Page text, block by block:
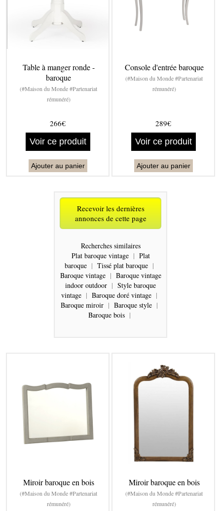
Table à manger ronde -
baroque
(#Maison du Monde #Partenariat
rémunéré)
266€
Voir ce produit
Ajouter au panier
Console d'entrée baroque
(#Maison du Monde #Partenariat
rémunéré)
289€
Voir ce produit
Ajouter au panier
Recevoir les dernières
annonces de cette page
Recherches similaires
Plat baroque vintage | Plat
baroque | Tissé plat baroque |
Baroque vintage | Baroque vintage
indoor outdoor | Style baroque
vintage | Baroque doré vintage |
Baroque miroir | Baroque style |
Baroque bois |
Miroir baroque en bois
(#Maison du Monde #Partenariat
rémunéré)
Miroir baroque en bois
(#Maison du Monde #Partenariat
rémunéré)